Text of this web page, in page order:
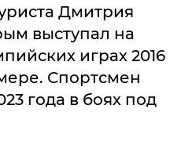
Дмитрия
выступал на
играх 2016
Спортсмен
года в боях под